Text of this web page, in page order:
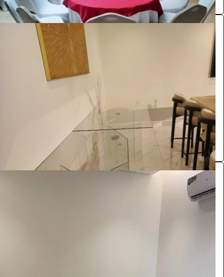
طاولات بوفيه
الضيافة والمناسبات
110
/ اليوم
الرياض
مستلزمات حفلات
0.0 (0)
طاولات طعام وكراسي
الضيافة والمناسبات